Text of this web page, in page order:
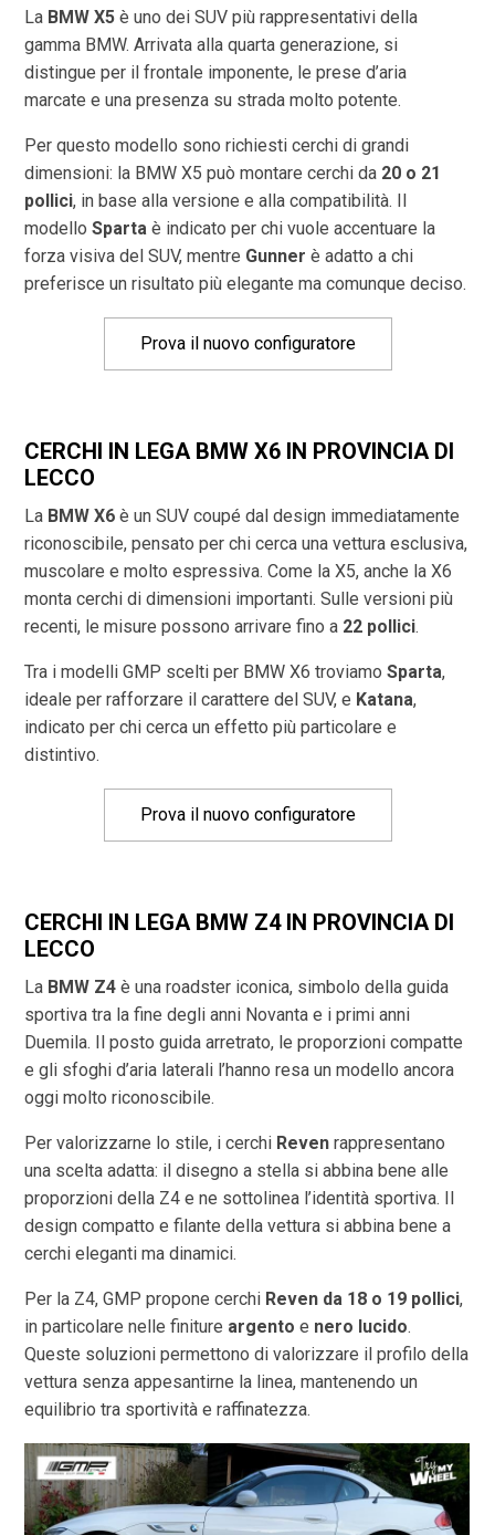
La BMW X5 è uno dei SUV più rappresentativi della
gamma BMW. Arrivata alla quarta generazione, si
distingue per il frontale imponente, le prese d’aria
marcate e una presenza su strada molto potente.
Per questo modello sono richiesti cerchi di grandi
dimensioni: la BMW X5 può montare cerchi da 20 o 21
pollici, in base alla versione e alla compatibilità. Il
modelloSparta è indicato per chi vuole accentuare la
forza visiva del SUV, mentre Gunner è adatto a chi
preferisce un risultato più elegante ma comunque deciso.
Prova il nuovo configuratore
CERCHI IN LEGA BMW X6 IN PROVINCIA DI
LECCO
La BMW X6 è un SUV coupé dal design immediatamente
riconoscibile, pensato per chi cerca una vettura esclusiva,
muscolare e molto espressiva. Come la X5, anche la X6
monta cerchi di dimensioni importanti. Sulle versioni più
recenti, le misure possono arrivare fino a 22 pollici.
Tra i modelli GMP scelti per BMW X6 troviamoSparta,
ideale per rafforzare il carattere del SUV, e Katana,
indicato per chi cerca un effetto più particolare e
distintivo.
Prova il nuovo configuratore
CERCHI IN LEGA BMW Z4 IN PROVINCIA DI
LECCO
La BMW Z4 è una roadster iconica, simbolo della guida
sportiva tra la fine degli anni Novanta e i primi anni
Duemila. Il posto guida arretrato, le proporzioni compatte
e gli sfoghi d’aria laterali l’hanno resa un modello ancora
oggi molto riconoscibile.
Per valorizzarne lo stile, i cerchi Reven rappresentano
una scelta adatta: il disegno a stella si abbina bene alle
proporzioni della Z4 e ne sottolinea l’identità sportiva. Il
design compatto e filante della vettura si abbina bene a
cerchi eleganti ma dinamici.
Per la Z4, GMP propone cerchi Reven da 18 o 19 pollici,
in particolare nelle finiture argento e nero lucido.
Queste soluzioni permettono di valorizzare il profilo della
vettura senza appesantirne la linea, mantenendo un
equilibrio tra sportività e raffinatezza.